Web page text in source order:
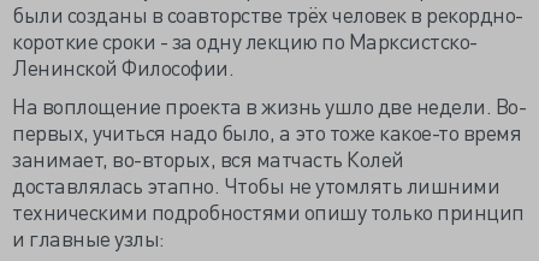
были созданы в соавторстве трёх человек в рекордно-
короткие сроки - за одну лекцию по Марксистско-
Ленинской Философии.
На воплощение проекта в жизнь ушло две недели. Во-
первых, учиться надо было, а это тоже какое-то время
занимает, во-вторых, вся матчасть Колей
доставлялась этапно. Чтобы не утомлять лишними
техническими подробностями опишу только принцип
и главные узлы: